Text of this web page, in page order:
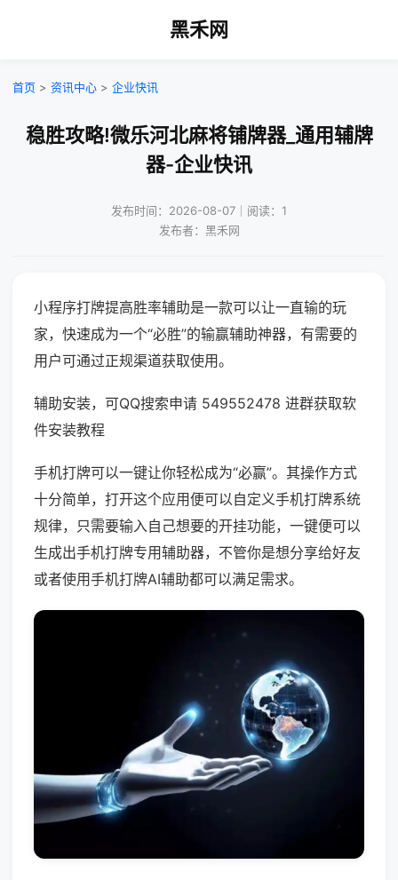
黑禾网
首页 > 资讯中心 > 企业快讯
稳胜攻略!微乐河北麻将铺牌器_通用辅牌
器-企业快讯
发布时间：2026-08-07｜阅读：1
发布者：黑禾网
小程序打牌提高胜率辅助是一款可以让一直输的玩
家，快速成为一个“必胜”的输赢辅助神器，有需要的
用户可通过正规渠道获取使用。
辅助安装，可QQ搜索申请 549552478 进群获取软
件安装教程
手机打牌可以一键让你轻松成为“必赢”。其操作方式
十分简单，打开这个应用便可以自定义手机打牌系统
规律，只需要输入自己想要的开挂功能，一键便可以
生成出手机打牌专用辅助器，不管你是想分享给好友
或者使用手机打牌AI辅助都可以满足需求。